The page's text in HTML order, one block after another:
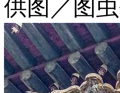
供图／图